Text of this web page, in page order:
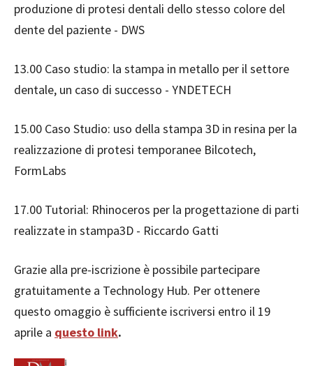
produzione di protesi dentali dello stesso colore del
dente del paziente - DWS
13.00 Caso studio: la stampa in metallo per il settore
dentale, un caso di successo - YNDETECH
15.00 Caso Studio: uso della stampa 3D in resina per la
realizzazione di protesi temporanee Bilcotech,
FormLabs
17.00 Tutorial: Rhinoceros per la progettazione di parti
realizzate in stampa3D - Riccardo Gatti
Grazie alla pre-iscrizione è possibile partecipare
gratuitamente a Technology Hub. Per ottenere
questo omaggio è sufficiente iscriversi entro il 19
aprile a questo link.